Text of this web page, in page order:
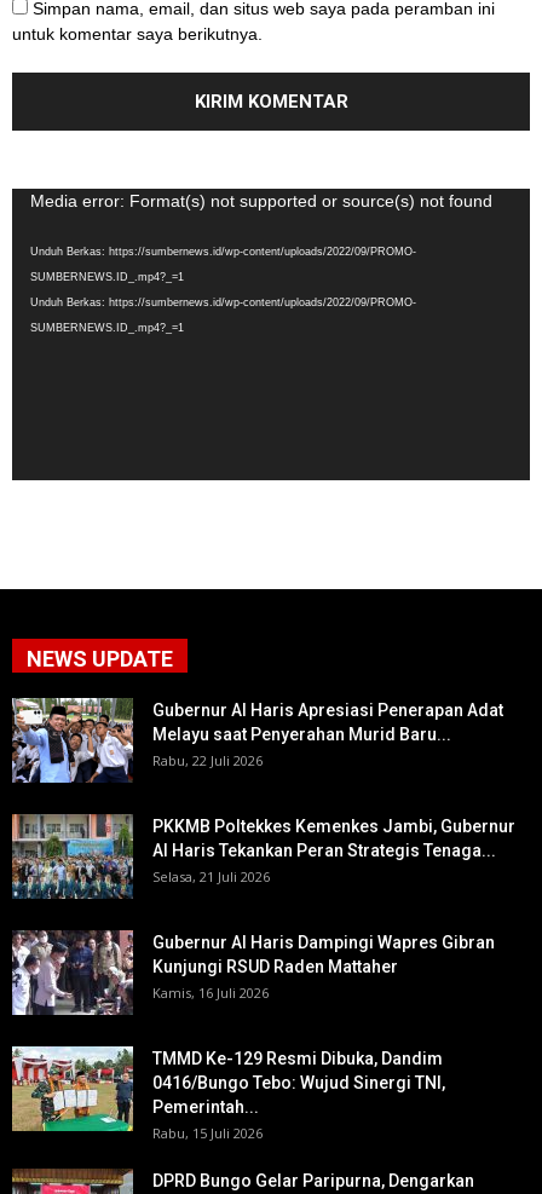
Simpan nama, email, dan situs web saya pada peramban ini
untuk komentar saya berikutnya.
Pemutar
Media error: Format(s) not supported or source(s) not found
Unduh Berkas: https://sumbernews.id/wp-content/uploads/2022/09/PROMO-
SUMBERNEWS.ID_.mp4?_=1
Unduh Berkas: https://sumbernews.id/wp-content/uploads/2022/09/PROMO-
SUMBERNEWS.ID_.mp4?_=1
NEWS UPDATE
Gubernur Al Haris Apresiasi Penerapan Adat
Melayu saat Penyerahan Murid Baru...
Rabu, 22 Juli 2026
PKKMB Poltekkes Kemenkes Jambi, Gubernur
Al Haris Tekankan Peran Strategis Tenaga...
Selasa, 21 Juli 2026
Gubernur Al Haris Dampingi Wapres Gibran
Kunjungi RSUD Raden Mattaher
Kamis, 16 Juli 2026
TMMD Ke-129 Resmi Dibuka, Dandim
0416/Bungo Tebo: Wujud Sinergi TNI,
Pemerintah...
Rabu, 15 Juli 2026
DPRD Bungo Gelar Paripurna, Dengarkan